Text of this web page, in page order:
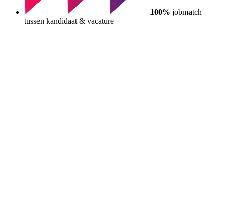
100% jobmatch
tussen kandidaat & vacature